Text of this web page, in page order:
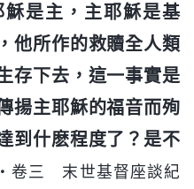
是主，主耶穌是基
他所作的救贖全人類
存下去，這一事實是
揚主耶穌的福音而殉
到什麽程度了？是不
卷三 末世基督座談紀